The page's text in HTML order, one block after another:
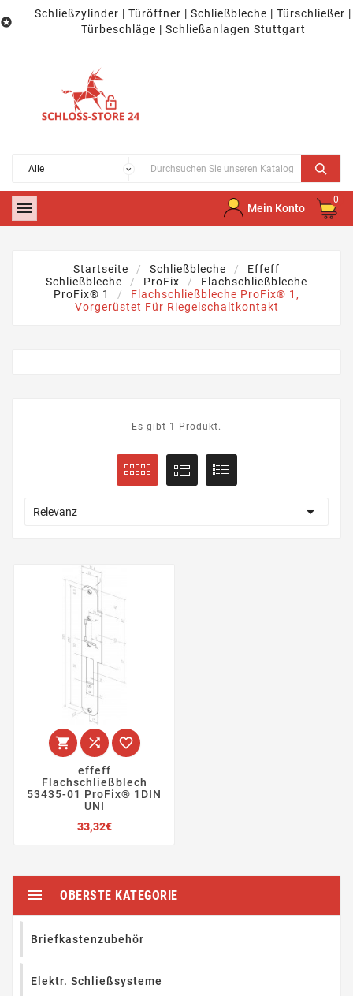

Schließzylinder | Türöffner | Schließbleche | Türschließer |
Türbeschläge | Schließanlagen Stuttgart
 Mein Konto
0
Startseite Schließbleche
Effeff
Schließbleche
ProFix
Flachschließbleche
ProFix® 1
Flachschließbleche ProFix® 1,
Vorgerüstet Für Riegelschaltkontakt
Es gibt 1 Produkt.
Relevanz 
  
effeff
Flachschließblech
53435-01 ProFix® 1DIN
UNI
33,32€Preis
OBERSTE KATEGORIE

Briefkastenzubehör
Elektr. Schließsysteme